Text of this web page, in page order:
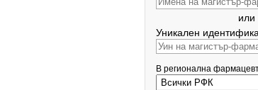
или
Уникален
В регионална